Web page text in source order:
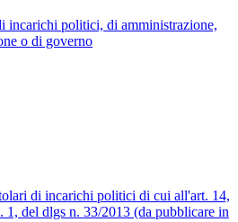
incarichi politici, di amministrazione,
o di governo
di incarichi politici di cui all'art. 14,
1, del dlgs n. 33/2013 (da pubblicare in